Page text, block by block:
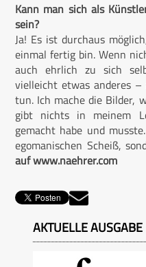
Kann man sich als
sein?
Ja! Es ist durchaus
einmal fertig bin. Wenn
auch ehrlich zu sich
vielleicht etwas anderes
tun. Ich mache die Bilder,
gibt nichts in meinem
gemacht habe und
egomanischen Scheiß,
auf www.naehrer.com
AKTUELLE AUSGABE